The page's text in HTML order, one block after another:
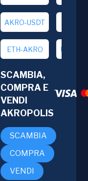
AKRO-USDT
ETH-AKRO USDT-
SCAMBIA,
COMPRA E
VENDI
AKROPOLIS
SCAMBIA
COMPRA
VENDI